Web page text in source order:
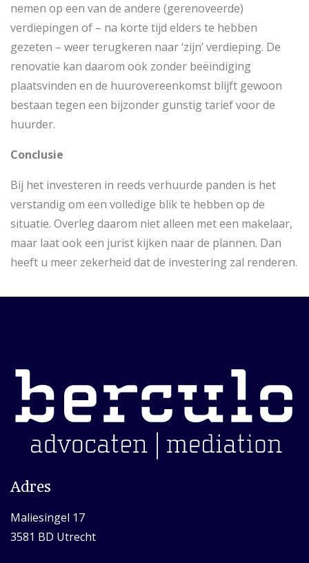
nemen op een van de andere (gerenoveerde)
verdiepingen of – na korte tijd elders te hebben
gezeten – weer terugkeren naar ‘zijn’ verdieping. De
renovatie kan daarom ook zonder beëindiging
plaatsvinden en de huurovereenkomst blijft gewoon
bestaan tegen een bijzonder gunstig tarief voor de
huurder.
Conclusie
Bij het investeren in reeds verhuurde panden is het
verstandig om een volledige blik te hebben op de
situatie. Overleg daarom niet alleen met een makelaar,
maar laat ook een jurist kijken naar de plannen. Dan
heeft u meer zekerheid dat de investering zal renderen.
Adres
Maliesingel 17
3581 BD Utrecht